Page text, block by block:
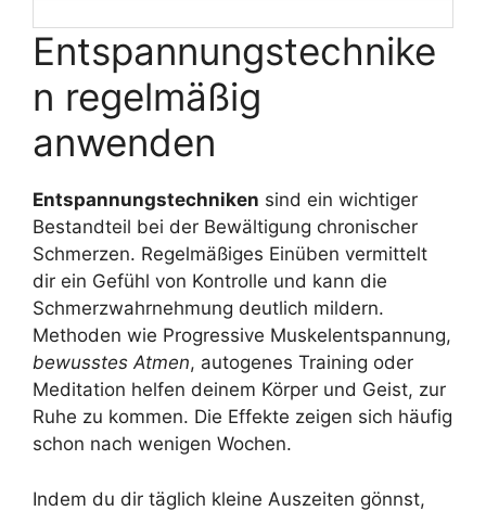
Entspannungstechnike
n regelmäßig
anwenden
Entspannungstechniken sind ein wichtiger
Bestandteil bei der Bewältigung chronischer
Schmerzen. Regelmäßiges Einüben vermittelt
dir ein Gefühl von Kontrolle und kann die
Schmerzwahrnehmung deutlich mildern.
Methoden wie Progressive Muskelentspannung,
bewusstes Atmen, autogenes Training oder
Meditation helfen deinem Körper und Geist, zur
Ruhe zu kommen. Die Effekte zeigen sich häufig
schon nach wenigen Wochen.
Indem du dir täglich kleine Auszeiten gönnst,